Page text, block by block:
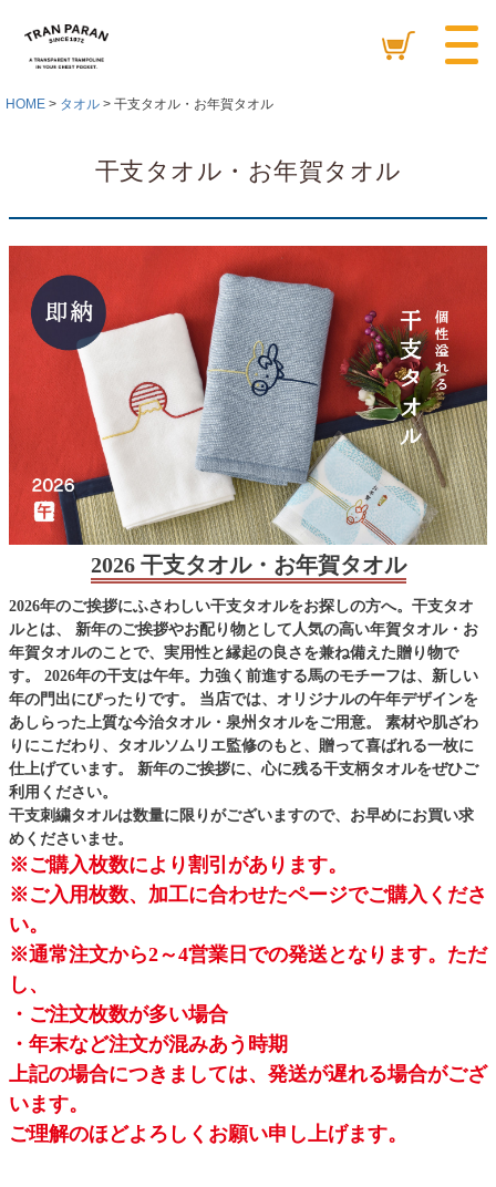
HOME タオル 干支タオル・お年賀タオル
干支タオル・お年賀タオル
2026 干支タオル・お年賀タオル
2026年のご挨拶にふさわしい干支タオルをお探しの方へ。干支タオ
ルとは、 新年のご挨拶やお配り物として人気の高い年賀タオル・お
年賀タオルのことで、実用性と縁起の良さを兼ね備えた贈り物で
す。 2026年の干支は午年。力強く前進する馬のモチーフは、新しい
年の門出にぴったりです。 当店では、オリジナルの午年デザインを
あしらった上質な今治タオル・泉州タオルをご用意。 素材や肌ざわ
りにこだわり、タオルソムリエ監修のもと、贈って喜ばれる一枚に
仕上げています。 新年のご挨拶に、心に残る干支柄タオルをぜひご
利用ください。
干支刺繍タオルは数量に限りがございますので、お早めにお買い求
めくださいませ。
※ご購入枚数により割引があります。
※ご入用枚数、加工に合わせたページでご購入くださ
い。
※通常注文から2～4営業日での発送となります。ただ
し、
・ご注文枚数が多い場合
・年末など注文が混みあう時期
上記の場合につきましては、発送が遅れる場合がござ
います。
ご理解のほどよろしくお願い申し上げます。